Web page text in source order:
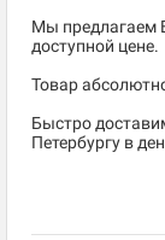
Мы предлагаем
доступной цене.
Товар
Быстро
Петербургу в